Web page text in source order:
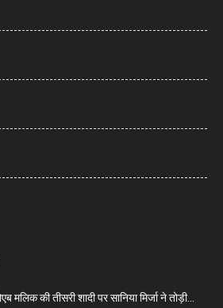
मलिक की तीसरी शादी पर सानिया मिर्जा ने तोड़ी...